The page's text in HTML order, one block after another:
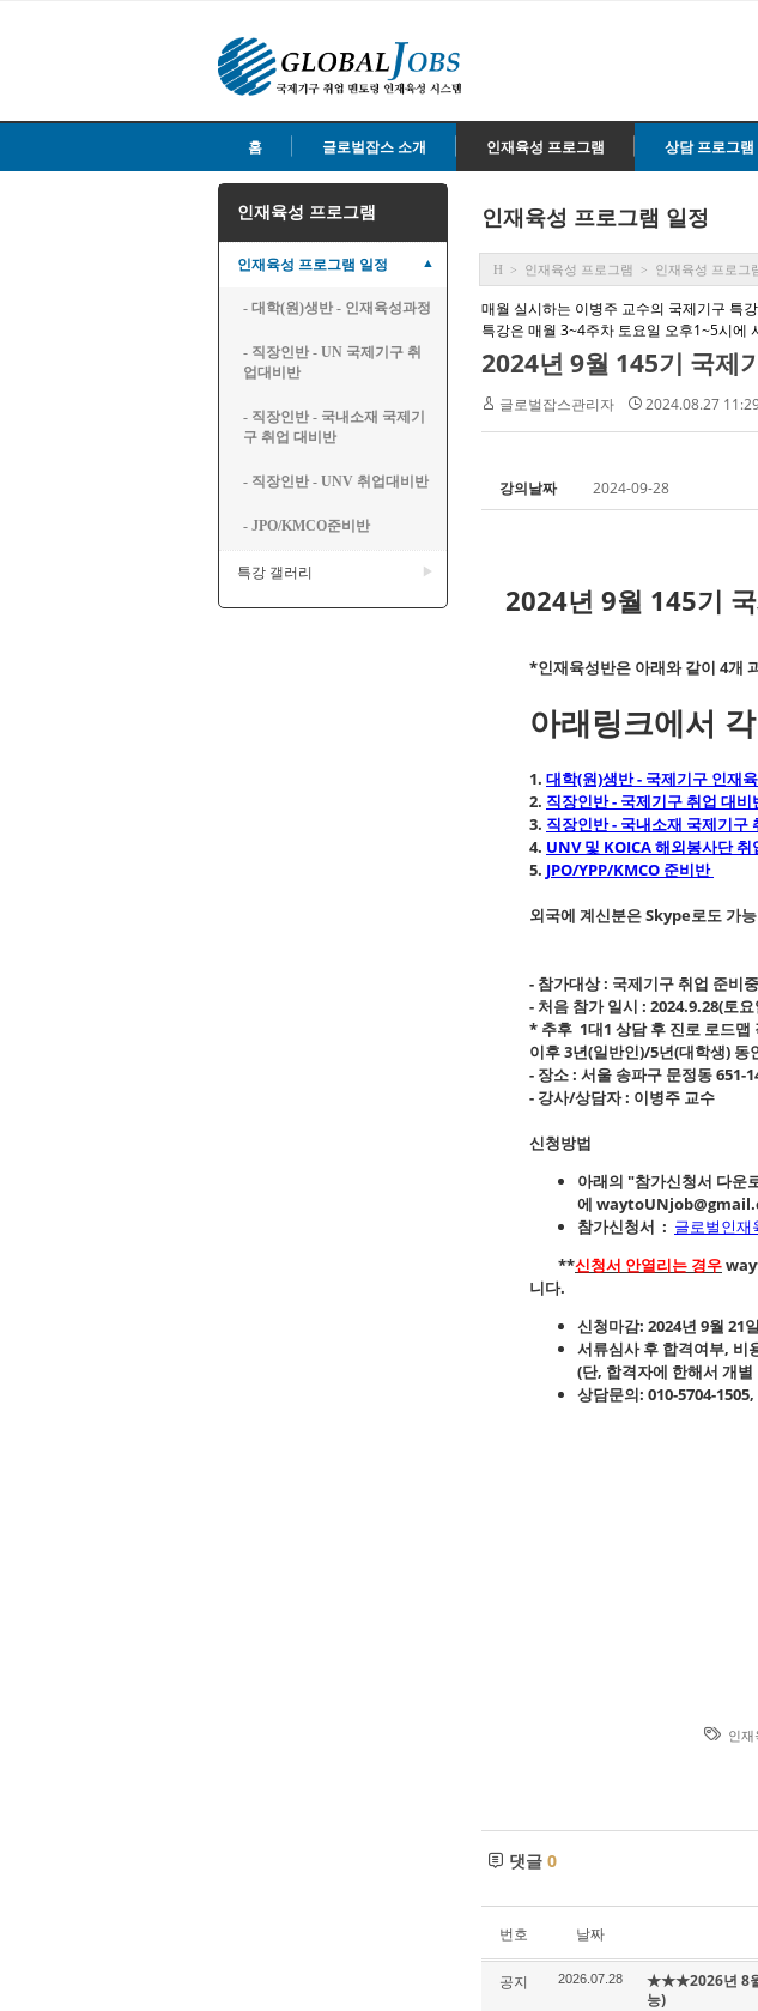
홈 글로벌잡스 소개 인재육성 프로그램 상담 프로그램
인재육성 프로그램
인재육성 프로그램 일정 ▲
- 대학(원)생반 - 인재육성과정
- 직장인반 - UN 국제기구 취
업대비반
- 직장인반 - 국내소재 국제기
구 취업 대비반
- 직장인반 - UNV 취업대비반
- JPO/KMCO준비반
특강 갤러리 ▶
인재육성 프로그램 일정
H > 인재육성 프로그램 > 인재육성 프로그
매월 실시하는 이병주 교수의 국제기구 특
특강은 매월 3~4주차 토요일 오후1~5시에
2024년 9월 145기 국제
글로벌잡스관리자 2024.08.27
강의날짜 2024-09-28
2024년 9월 145기
*인재육성반은 아래와 같이 4개
아래링크에서
1. 대학(원)생반 - 국제기구 인재
2. 직장인반 - 국제기구 취업 대비
3. 직장인반 - 국내소재 국제기구
4. UNV 및 KOICA 해외봉사단 취
5. JPO/YPP/KMCO 준비반
외국에 계신분은 Skype로도 가
- 참가대상 : 국제기구 취업 준비
- 처음 참가 일시 : 2024.9.28(토
* 추후 1대1 상담 후 진로 로드맵
이후 3년(일반인)/5년(대학생)
- 장소 : 서울 송파구 문정동 651-
- 강사/상담자 : 이병주 교수
신청방법
아래의 "참가신청서 다운
에
참가신청서 : 글로벌인재
**신청서 안열리는 경우
니다.
신청마감: 2024년 9월 21
서류심사후 합격여부, 비
(단, 합격자에 한해서 개
상담문의: 010-5704-1505,
인
댓글 0
번호 날짜
공지 2026.07.28
★★★2026년 8월
능)